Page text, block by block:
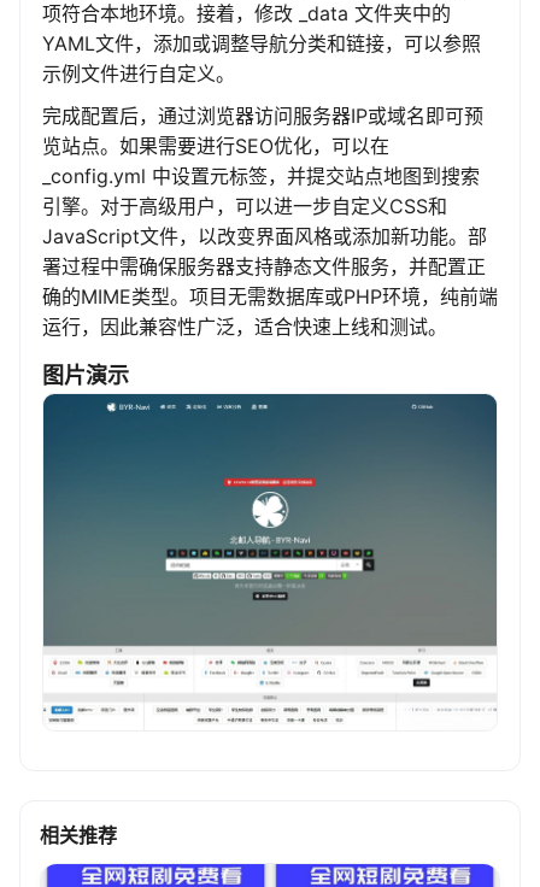
项符合本地环境。接着，修改 _data 文件夹中的
YAML文件，添加或调整导航分类和链接，可以参照
示例文件进行自定义。
完成配置后，通过浏览器访问服务器IP或域名即可预
览站点。如果需要进行SEO优化，可以在
_config.yml 中设置元标签，并提交站点地图到搜索
引擎。对于高级用户，可以进一步自定义CSS和
JavaScript文件，以改变界面风格或添加新功能。部
署过程中需确保服务器支持静态文件服务，并配置正
确的MIME类型。项目无需数据库或PHP环境，纯前端
运行，因此兼容性广泛，适合快速上线和测试。
图片演示
相关推荐